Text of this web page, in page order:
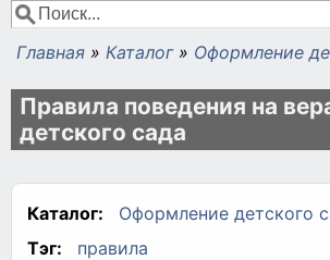
Форма поиска
Поиск
Вы здесь
Главная » Каталог » Оформление
Правила поведения на
детского сада
Каталог:
Оформление детского
Тэг:
правила